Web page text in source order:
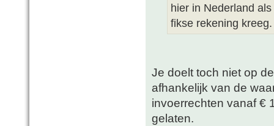
hier in Nederland
fikse rekening
Je doelt toch niet op
afhankelijk van de
invoerrechten vanaf €
gelaten.